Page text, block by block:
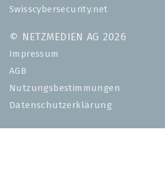
Swisscybersecurity.net
© NETZMEDIEN AG 2026
Impressum
AGB
Nutzungsbestimmungen
Datenschutzerklärung